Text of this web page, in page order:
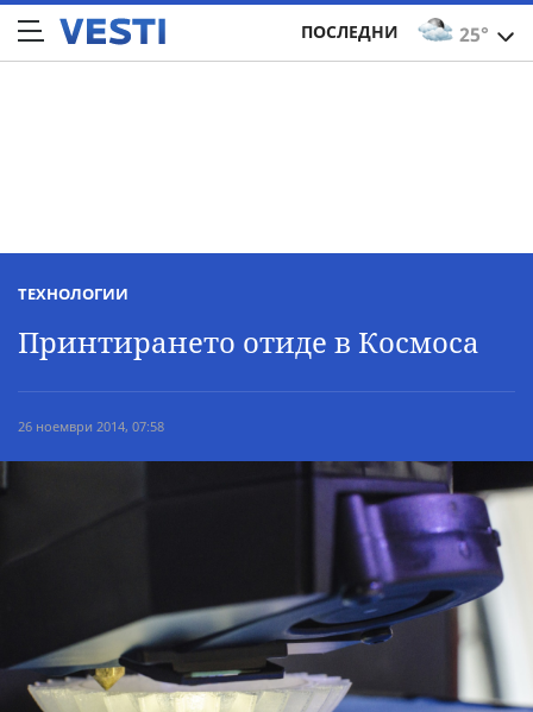
25°
ПОСЛЕДНИ
ТЕХНОЛОГИИ
Принтирането отиде в Космоса
26 ноември 2014, 07:58